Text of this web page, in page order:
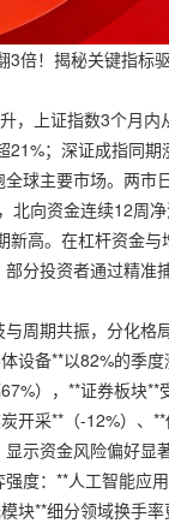
倍！揭秘关键指标
，上证指数3个月内
21%；深证成指同期
球主要市场。两市
北向资金连续12周
新高。在杠杆资金与
分投资者通过精准
周期共振，分化格
设备**以82%的季
），**证券板块**
开采**（-12%）、**
示资金风险偏好显
度：**人工智能应
块**细分领域换手率